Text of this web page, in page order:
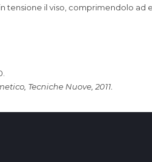
tensione il viso, comprimendolo
Tecniche Nuove, 2011.